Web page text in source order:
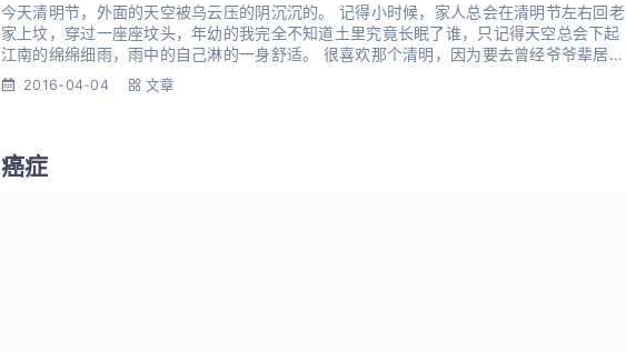
今天清明节，外面的天空被乌云压的阴沉沉的。 记得小时候，家人总会在清明节左右回老
家上坟，穿过一座座坟头，年幼的我完全不知道土里究竟长眠了谁，只记得天空总会下起
江南的绵绵细雨，雨中的自己淋的一身舒适。 很喜欢那个清明，因为要去曾经爷爷辈居住
过的地方，还会去一个个我不认识的人家，和爷爷奶奶们去拜会他们的老友，总会收获一
些好吃的零食，堂哥堂弟都会在一起闹腾着。 爷爷奶奶后来居住的地方是在一条河边的丛
2016-04-04 文章
癌症